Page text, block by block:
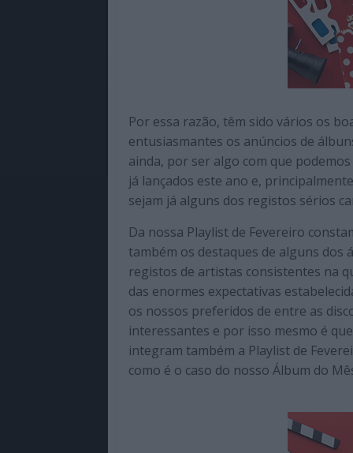
Por essa razão, têm sido vários os
entusiasmantes os anúncios de
ainda, por ser algo com que
já lançados este ano e,
sejam já alguns dos registos sérios
Da nossa Playlist de Fevereiro
também os destaques de alguns
registos de artistas consistentes na
das enormes expectativas
os nossos preferidos de entre as
interessantes e por isso mesmo é
integram também a Playlist de
como é o caso do nosso Álbum do